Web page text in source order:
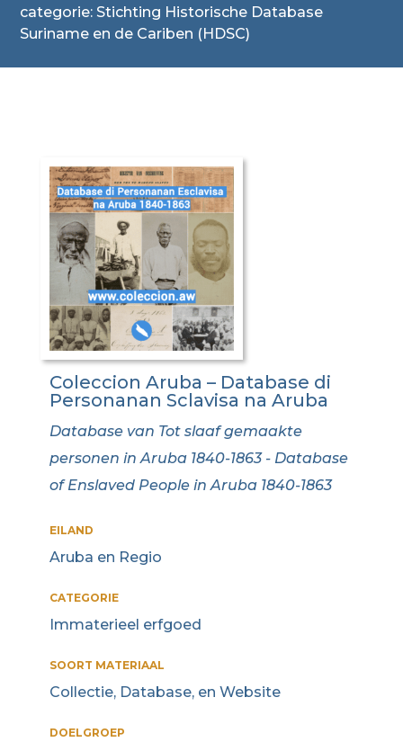
categorie: Stichting Historische Database
Suriname en de Cariben (HDSC)
Coleccion Aruba – Database di
Personanan Sclavisa na Aruba
Database van Tot slaaf gemaakte
personen in Aruba 1840-1863 - Database
of Enslaved People in Aruba 1840-1863
EILAND
Aruba en Regio
CATEGORIE
Immaterieel erfgoed
SOORT MATERIAAL
Collectie, Database, en Website
DOELGROEP